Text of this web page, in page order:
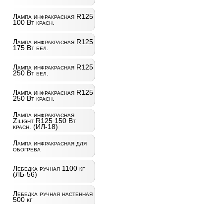
Лампа инфракрасная R125
100 Вт красн.
Лампа инфракрасная R125
175 Вт бел.
Лампа инфракрасная R125
250 Вт бел.
Лампа инфракрасная R125
250 Вт красн.
Лампа инфракрасная
Zilight R125 150 Вт
красн. (ИЛ-18)
Лампа инфракрасная для
обогрева
Лебедка ручная 1100 кг
(ЛБ-56)
Лебедка ручная настенная
500 кг